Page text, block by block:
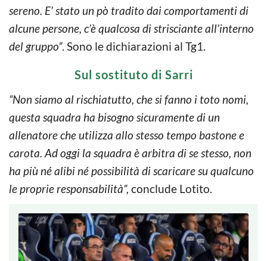
sereno. E’ stato un pò tradito dai comportamenti di
alcune persone, c’è qualcosa di strisciante all’interno
del gruppo”. Sono le dichiarazioni al Tg1.
Sul sostituto di Sarri
“Non siamo al rischiatutto, che si fanno i toto nomi,
questa squadra ha bisogno sicuramente di un
allenatore che utilizza allo stesso tempo bastone e
carota. Ad oggi la squadra è arbitra di se stesso, non
ha più né alibi né possibilità di scaricare su qualcuno
le proprie responsabilità”, conclude Lotito.